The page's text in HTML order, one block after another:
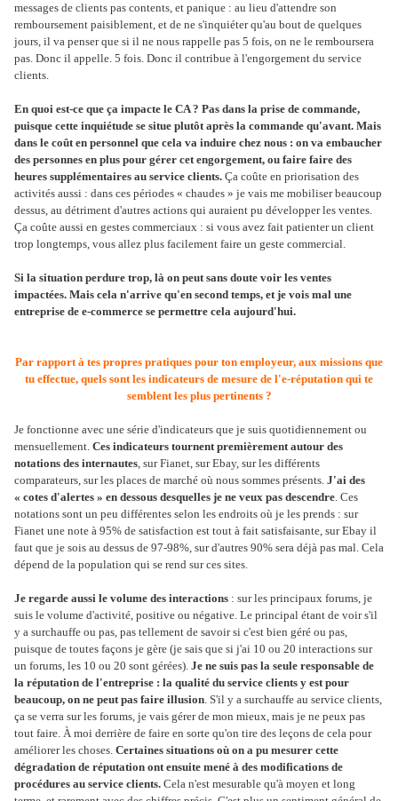
messages de clients pas contents, et panique : au lieu d'attendre son
remboursement paisiblement, et de ne s'inquiéter qu'au bout de quelques
jours, il va penser que si il ne nous rappelle pas 5 fois, on ne le remboursera
pas. Donc il appelle. 5 fois. Donc il contribue à l'engorgement du service
clients.
En quoi est-ce que ça impacte le CA ? Pas dans la prise de commande,
puisque cette inquiétude se situe plutôt après la commande qu'avant. Mais
dans le coût en personnel que cela va induire chez nous : on va embaucher
des personnes en plus pour gérer cet engorgement, ou faire faire des
heures supplémentaires au service clients. Ça coûte en priorisation des
activités aussi : dans ces périodes « chaudes » je vais me mobiliser beaucoup
dessus, au détriment d'autres actions qui auraient pu développer les ventes.
Ça coûte aussi en gestes commerciaux : si vous avez fait patienter un client
trop longtemps, vous allez plus facilement faire un geste commercial.
Si la situation perdure trop, là on peut sans doute voir les ventes
impactées. Mais cela n'arrive qu'en second temps, et je vois mal une
entreprise de e-commerce se permettre cela aujourd'hui.
Par rapport à tes propres pratiques pour ton employeur, aux missions que
tu effectue, quels sont les indicateurs de mesure de l'e-réputation qui te
semblent les plus pertinents ?
Je fonctionne avec une série d'indicateurs que je suis quotidiennement ou
mensuellement. Ces indicateurs tournent premièrement autour des
notations des internautes, sur Fianet, sur Ebay, sur les différents
comparateurs, sur les places de marché où nous sommes présents. J'ai des
« cotes d'alertes » en dessous desquelles je ne veux pas descendre. Ces
notations sont un peu différentes selon les endroits où je les prends : sur
Fianet une note à 95% de satisfaction est tout à fait satisfaisante, sur Ebay il
faut que je sois au dessus de 97-98%, sur d'autres 90% sera déjà pas mal. Cela
dépend de la population qui se rend sur ces sites.
Je regarde aussi le volume des interactions : sur les principaux forums, je
suis le volume d'activité, positive ou négative. Le principal étant de voir s'il
y a surchauffe ou pas, pas tellement de savoir si c'est bien géré ou pas,
puisque de toutes façons je gère (je sais que si j'ai 10 ou 20 interactions sur
un forums, les 10 ou 20 sont gérées). Je ne suis pas la seule responsable de
la réputation de l'entreprise : la qualité du service clients y est pour
beaucoup, on ne peut pas faire illusion. S'il y a surchauffe au service clients,
ça se verra sur les forums, je vais gérer de mon mieux, mais je ne peux pas
tout faire. À moi derrière de faire en sorte qu'on tire des leçons de cela pour
améliorer les choses. Certaines situations où on a pu mesurer cette
dégradation de réputation ont ensuite mené à des modifications de
procédures au service clients. Cela n'est mesurable qu'à moyen et long